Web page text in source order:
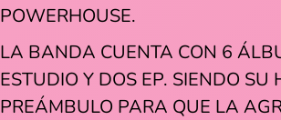
POWERHOUSE.
LA BANDA CUENTA CON 6
ESTUDIO Y DOS EP. SIENDO SU
PREÁMBULO PARA QUE LA